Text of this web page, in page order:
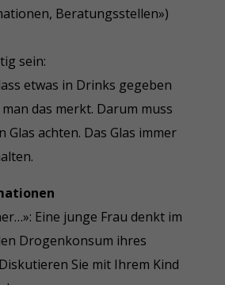
Beratungsstellen»)
sein:
etwas in Drinks gegeben
das merkt. Darum muss
Glas achten. Das Glas immer
Eine junge Frau denkt im
Drogenkonsum ihres
Sie mit Ihrem Kind